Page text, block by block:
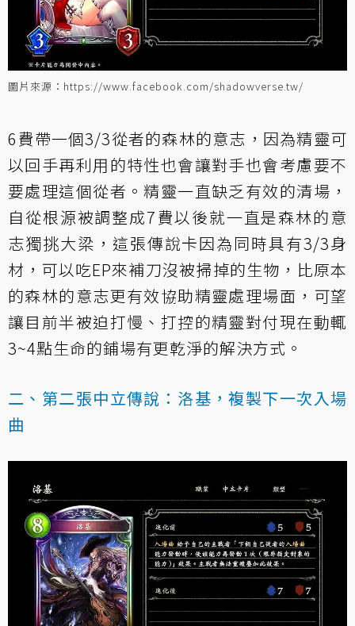
圖片來源：https://www.facebook.com/shadowverse.tw/
6費帶一個3/3從者的森林的意志 ，因為精靈可
以回手再利用的特性也會讓對手也會考慮要不
要處理這個從者。精靈一直缺乏有效的清場，
自從根源被調整成7費以後就一直是森林的意
志獨挑大梁，這張傳說卡因為同時具有3/3身
材，可以吃EP來補刀沒被掃掉的生物，比原本
的森林的意志更有效協助精靈處理場面，可望
讓目前半被迫打慢、打控的精靈對付現在動輒
3~4點生命的鋪場有更乾淨的解決方式。
二、第二張中立傳說：洛基，複製下一次入場
曲